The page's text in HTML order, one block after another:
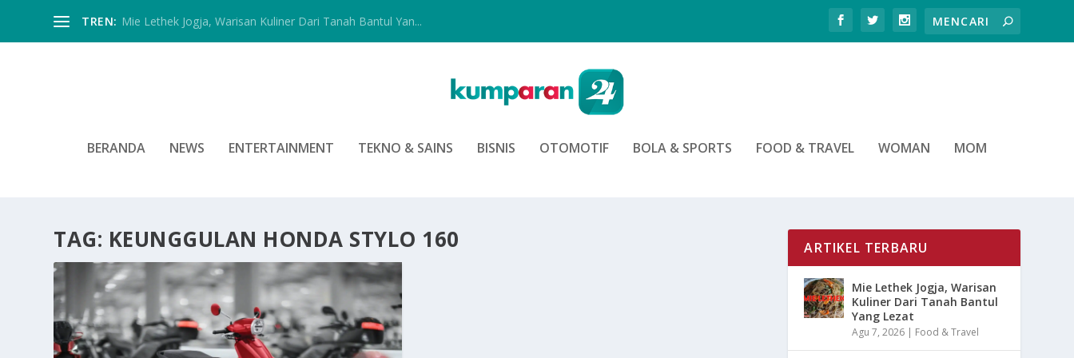
TREN: Mie Lethek Jogja, Warisan Kuliner Dari Tanah Bantul Yan...
BERANDA NEWS ENTERTAINMENT TEKNO & SAINS BISNIS OTOMOTIF BOLA & SPORTS FOOD & TRAVEL WOMAN MOM
TAG: KEUNGGULAN HONDA STYLO 160 ARTIKEL TERBARU
Mie Lethek Jogja, Warisan
Kuliner Dari Tanah Bantul
Yang Lezat
Agu 7, 2026 | Food & Travel